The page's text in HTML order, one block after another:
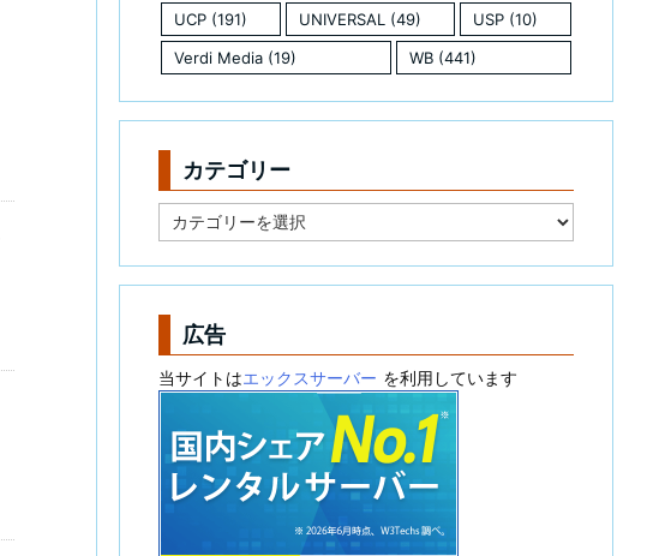
UCP (191) UNIVERSAL (49) USP (10)
Verdi Media (19) WB (441)
カテゴリー
テ
リ
広告
当サイトはエックスサーバー を利用しています